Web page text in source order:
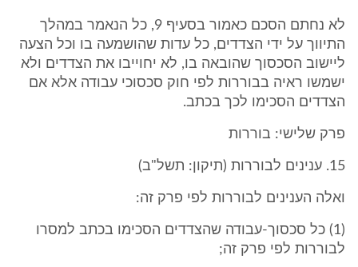
לא נחתם הסכם כאמור בסעיף 9, כל הנאמר במהלך
התיווך על ידי הצדדים, כל עדות שהושמעה בו וכל הצעה
ליישוב הסכסוך שהובאה בו, לא יחוייבו את הצדדים ולא
ישמשו ראיה בבוררות לפי חוק סכסוכי עבודה אלא אם
הצדדים הסכימו לכך בכתב.
פרק שלישי: בוררות
15. ענינים לבוררות (תיקון: תשל"ב)
ואלה הענינים לבוררות לפי פרק זה:
(1) כל סכסוך-עבודה שהצדדים הסכימו בכתב למסרו
לבוררות לפי פרק זה;